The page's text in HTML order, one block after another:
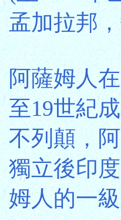
孟加拉邦
阿薩姆人
至19世紀
不列顛，
獨立後印
姆人的一